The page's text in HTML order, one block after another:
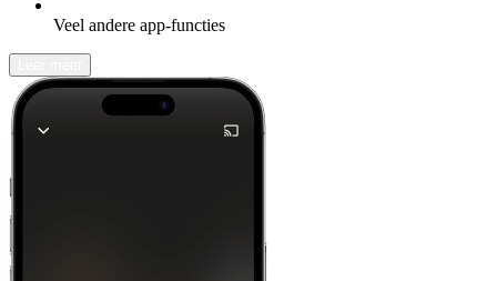
Veel andere app-functies